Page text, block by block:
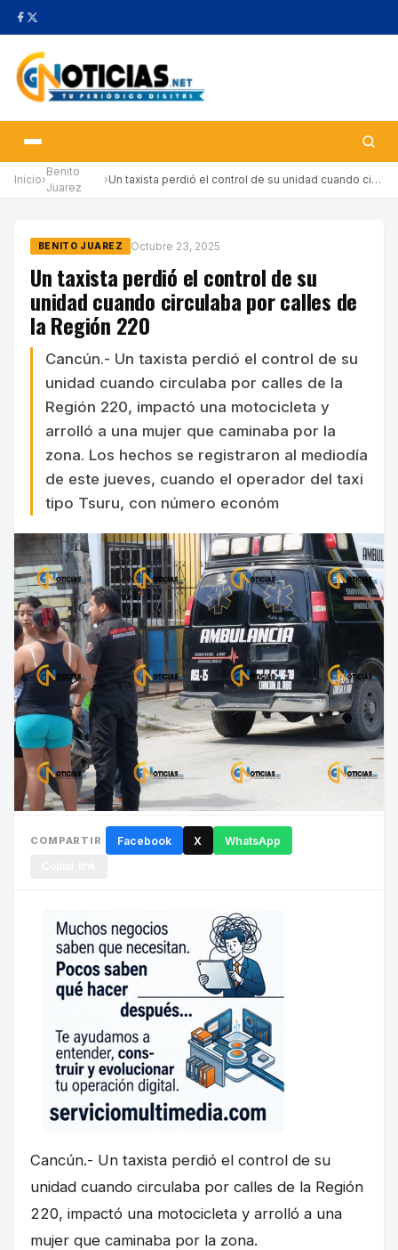
Inicio›
Benito
Juarez
› Un taxista perdió el control de su unidad cuando circulaba por c…
BENITO JUAREZ Octubre 23, 2025
Un taxista perdió el control de su
unidad cuando circulaba por calles de
la Región 220
Cancún.- Un taxista perdió el control de su
unidad cuando circulaba por calles de la
Región 220, impactó una motocicleta y
arrolló a una mujer que caminaba por la
zona. Los hechos se registraron al mediodía
de este jueves, cuando el operador del taxi
tipo Tsuru, con número económ
COMPARTIR Facebook X WhatsApp
Cancún.- Un taxista perdió el control de su
unidad cuando circulaba por calles de la Región
220, impactó una motocicleta y arrolló a una
mujer que caminaba por la zona.